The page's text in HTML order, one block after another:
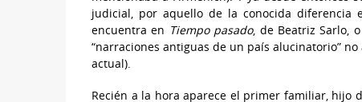
judicial, por aquello de la conocida diferencia
encuentra en Tiempo pasado, de Beatriz Sarlo,
“narraciones antiguas de un país alucinatorio”
actual).
Recién a la hora aparece el primer familiar, hijo